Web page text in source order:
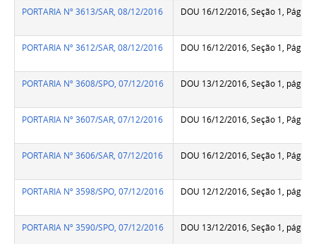
PORTARIA Nº 3613/SAR, 08/12/2016 DOU 16/12/2016, Seção 1,
PORTARIA Nº 3612/SAR, 08/12/2016 DOU 16/12/2016, Seção 1,
PORTARIA Nº 3608/SPO, 07/12/2016 DOU 13/12/2016, Seção 1, pág.67
PORTARIA Nº 3607/SAR, 07/12/2016 DOU 16/12/2016, Seção 1,
PORTARIA Nº 3606/SAR, 07/12/2016 DOU 16/12/2016, Seção 1,
PORTARIA Nº 3598/SPO, 07/12/2016 DOU 12/12/2016, Seção 1,
PORTARIA Nº 3590/SPO, 07/12/2016 DOU 13/12/2016, Seção 1, pág.67